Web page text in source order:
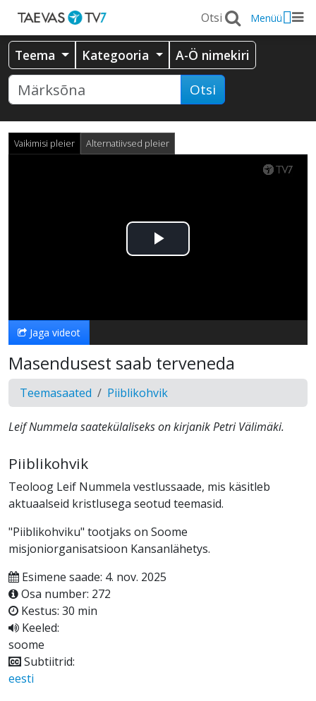
Menüü
Teema Kategooria A-Ö nimekiri
Otsi
Vaikimisi pleier Alternatiivsed pleier
Esita
Jaga videot
Masendusest saab terveneda
Teemasaated Piiblikohvik
Leif Nummela saatekülaliseks on kirjanik Petri Välimäki.
Piiblikohvik
Teoloog Leif Nummela vestlussaade, mis käsitleb
aktuaalseid kristlusega seotud teemasid.
"Piiblikohviku" tootjaks on Soome
misjoniorganisatsioon Kansanlähetys.
Esimene saade: 4. nov. 2025
Osa number: 272
Kestus: 30 min
Keeled:
soome
Subtiitrid:
eesti